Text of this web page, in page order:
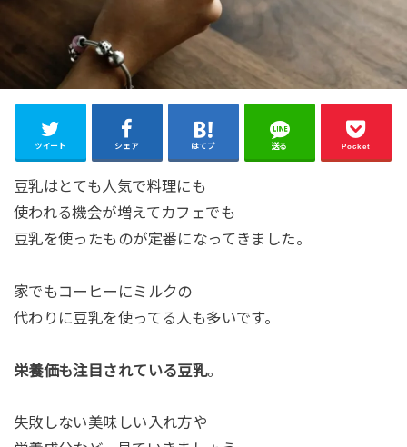
ツイート シェア はてブ 送る Pocket
豆乳はとても人気で料理にも
使われる機会が増えてカフェでも
豆乳を使ったものが定番になってきました。
家でもコーヒーにミルクの
代わりに豆乳を使ってる人も多いです。
栄養価も注目されている豆乳。
失敗しない美味しい入れ方や